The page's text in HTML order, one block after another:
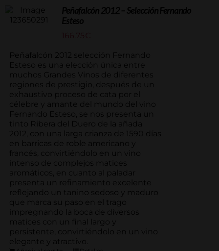
Peñafalcón 2012 – Selección Fernando
Esteso
166.75€
Peñafalcón 2012 selección Fernando
Esteso es una elección única entre
muchos Grandes Vinos de diferentes
regiones de prestigio, después de un
exhaustivo proceso de cata por el
célebre y amante del mundo del vino
Fernando Esteso, se nos presenta un
tinto Ribera del Duero de la añada
2012, con una larga crianza de 1590 días
en barricas de roble americano y
francés, convirtiéndolo en un vino
intenso de complejos matices
aromáticos, en cuanto al paladar
presenta un refinamiento excelente
reflejando un tanino sedoso y maduro
que marca su paso en el trago
impregnando la boca de diversos
matices con un final largo y
persistente, convirtiéndolo en un vino
elegante y atractivo.